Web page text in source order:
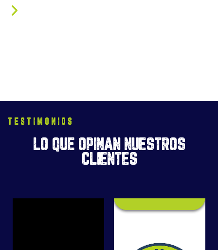
TESTIMONIOS
LO QUE OPINAN NUESTROS
CLIENTES